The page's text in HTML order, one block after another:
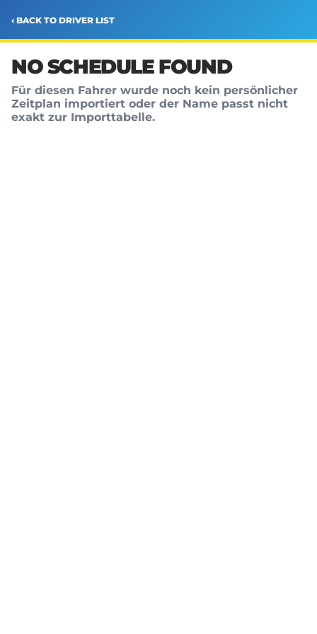
‹ BACK TO DRIVER LIST
NO SCHEDULE FOUND
Für diesen Fahrer wurde noch kein persönlicher
Zeitplan importiert oder der Name passt nicht
exakt zur Importtabelle.